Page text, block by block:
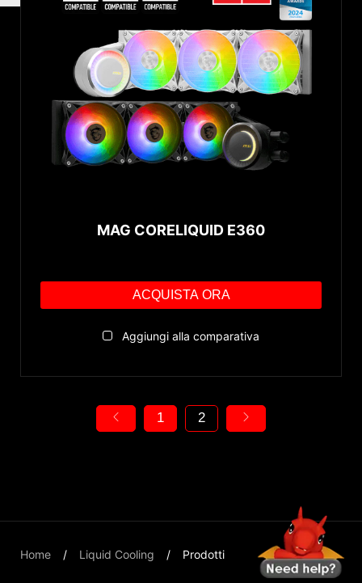
MAG CORELIQUID E360
ACQUISTA ORA
Aggiungi alla comparativa
1 2
Home Liquid Cooling Prodotti